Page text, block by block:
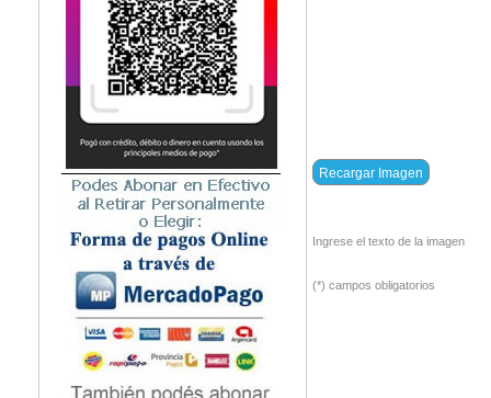
Ingrese el texto de la imagen
(*) campos obligatorios